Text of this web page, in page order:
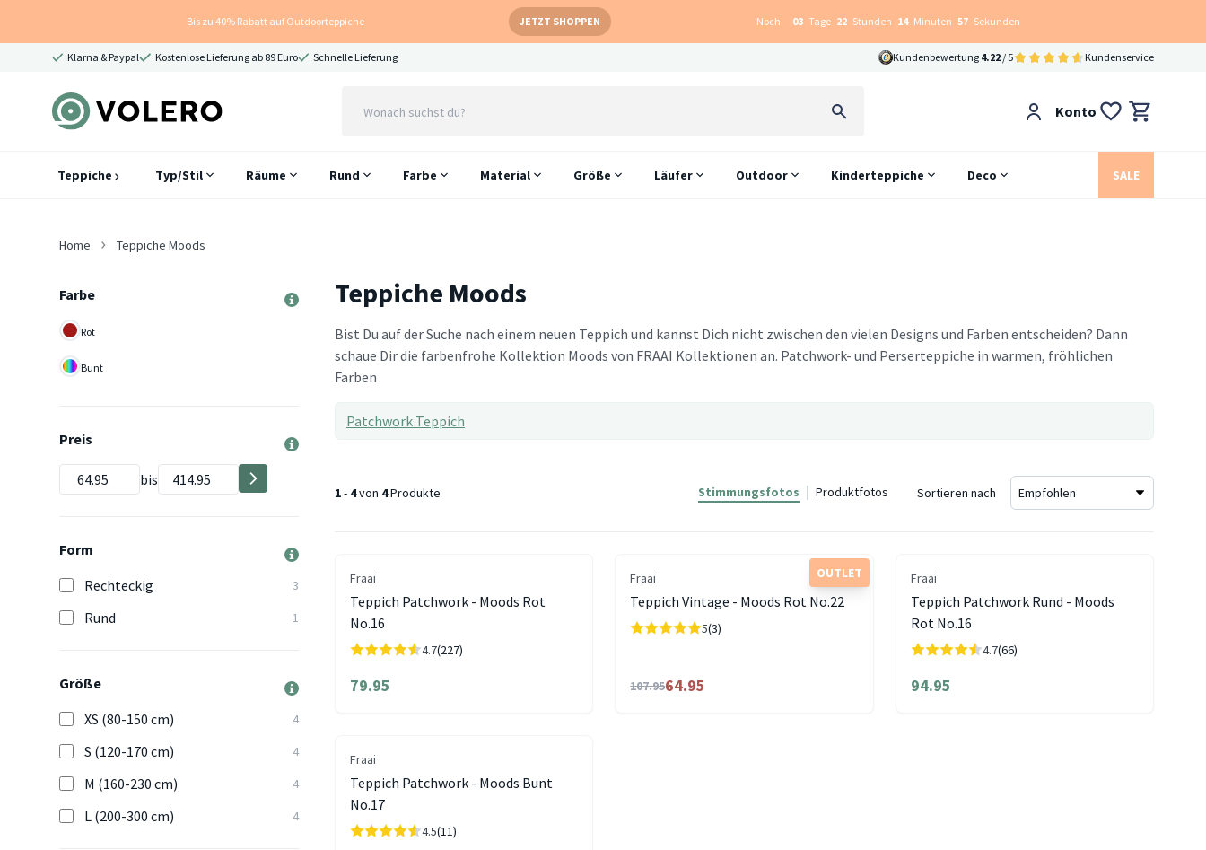
Bis zu 40% Rabatt auf Outdoorteppiche JETZT SHOPPEN Noch: 03 Tage 22 Stunden 14 Minuten 56 Sekunden
Klarna & Paypal Kostenlose Lieferung ab 89 Euro Schnelle Lieferung Kundenbewertung 4.22 / 5 Kundenservice
Konto
Teppiche Typ/Stil Räume Rund Farbe Material Größe Läufer Outdoor Kinderteppiche Deco SALE
Home Teppiche Moods
Farbe
Rot
Bunt
Preis
bis
Form
Rechteckig
3
Rund 1
Größe
XS (80-150 cm)
4
S (120-170 cm) 4
M (160-230 cm) 4
L (200-300 cm) 4
Teppiche Moods
Bist Du auf der Suche nach einem neuen Teppich und kannst Dich nicht zwischen den vielen Designs und Farben entscheiden? Dann
schaue Dir die farbenfrohe Kollektion Moods von FRAAI Kollektionen an. Patchwork- und Perserteppiche in warmen, fröhlichen
Farben
Patchwork Teppich
1- 4von 4Produkte Stimmungsfotos Produktfotos Sortieren nach
Fraai
Teppich Patchwork - Moods Rot
No.16
4.7(227)
79.95
OUTLET
Fraai
Teppich Vintage - Moods Rot No.22
5(3)
107.9564.95
Fraai
Teppich Patchwork Rund - Moods
Rot No.16
4.7(66)
94.95
Fraai
Teppich Patchwork - Moods Bunt
No.17
4.5(11)